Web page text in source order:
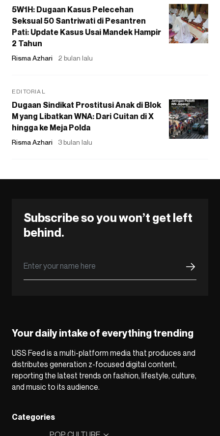
5W1H: Dugaan Kasus Pelecehan
Seksual 50 Santriwati di Pesantren
Pati: Update Kasus Usai Mandek Hampir
2 Tahun
Risma Azhari 2 bulan lalu
EDITORIAL
Dugaan Sindikat Prostitusi Anak di Blok
M yang Libatkan WNA: Dari Cuitan di X
hingga ke Meja Polda
Risma Azhari 3 bulan lalu
Subscribe so you won’t get left
behind.
Your daily intake of everything trending
USS Feed is a multi-platform media that produces and
distributes generation z-focused digital content,
reporting the latest trends on fashion, lifestyle, culture,
and music to its audience.
Categories